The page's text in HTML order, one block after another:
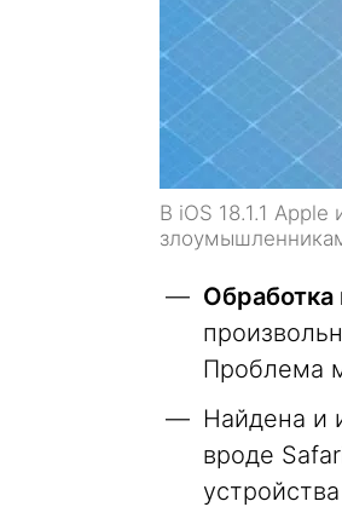
В iOS 18.1.1
Обработка
Проблема
Найдена и
вроде